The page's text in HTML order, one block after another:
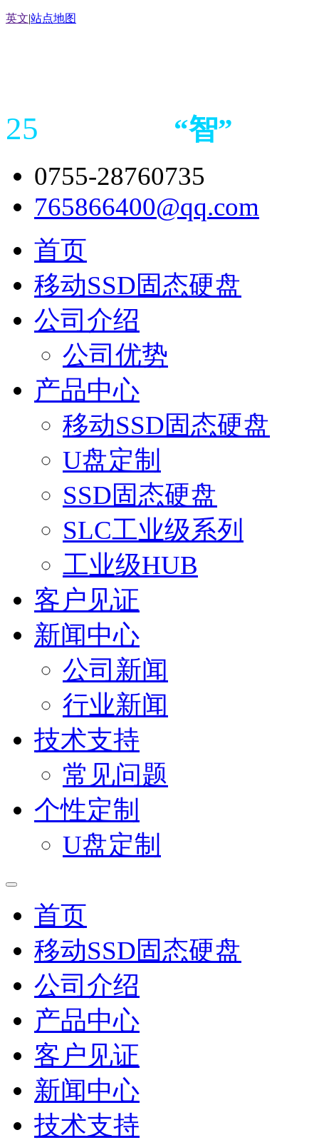
英文|站点地图
25 “智”
0755-28760735
765866400@qq.com
首页
移动SSD固态硬盘
公司介绍
公司优势
产品中心
移动SSD固态硬盘
U盘定制
SSD固态硬盘
SLC工业级系列
工业级HUB
客户见证
新闻中心
公司新闻
行业新闻
技术支持
常见问题
个性定制
U盘定制
首页
移动SSD固态硬盘
公司介绍
产品中心
客户见证
新闻中心
技术支持